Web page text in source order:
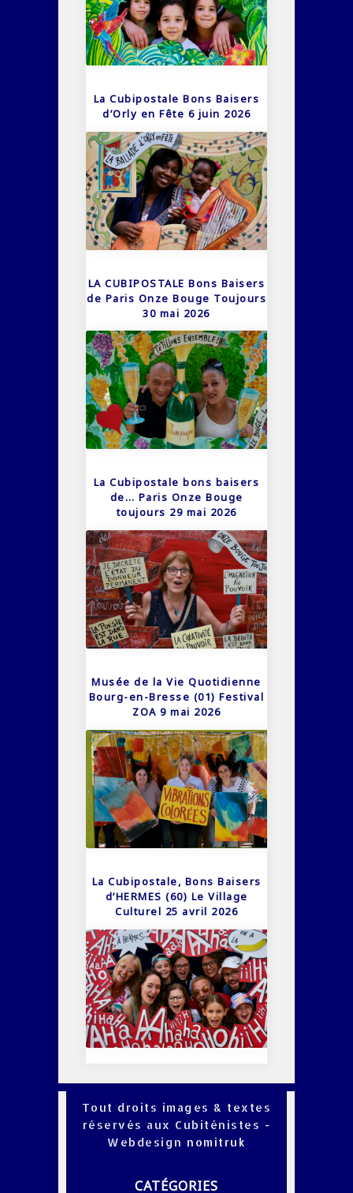
La Cubipostale Bons Baisers
d’Orly en Fête 6 juin 2026
LA CUBIPOSTALE Bons Baisers
de Paris Onze Bouge Toujours
30 mai 2026
La Cubipostale bons baisers
de… Paris Onze Bouge
toujours 29 mai 2026
Musée de la Vie Quotidienne
Bourg-en-Bresse (01) Festival
ZOA 9 mai 2026
La Cubipostale, Bons Baisers
d’HERMES (60) Le Village
Culturel 25 avril 2026
Tout droits images & textes
réservés aux Cubiténistes -
Webdesign nomitruk
CATÉGORIES